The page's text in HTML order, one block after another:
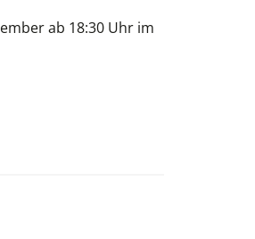
ab 18:30 Uhr im